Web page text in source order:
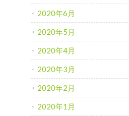
2020年6月
2020年5月
2020年4月
2020年3月
2020年2月
2020年1月